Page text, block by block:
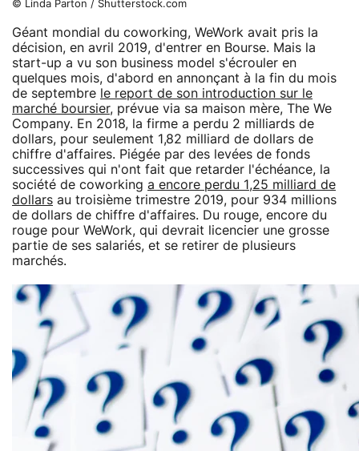
© Linda Parton / Shutterstock.com
Géant mondial du coworking, WeWork avait pris la
décision, en avril 2019, d'entrer en Bourse. Mais la
start-up a vu son business model s'écrouler en
quelques mois, d'abord en annonçant à la fin du mois
de septembre le report de son introduction sur le
marché boursier, prévue via sa maison mère, The We
Company. En 2018, la firme a perdu 2 milliards de
dollars, pour seulement 1,82 milliard de dollars de
chiffre d'affaires. Piégée par des levées de fonds
successives qui n'ont fait que retarder l'échéance, la
société de coworking a encore perdu 1,25 milliard de
dollars au troisième trimestre 2019, pour 934 millions
de dollars de chiffre d'affaires. Du rouge, encore du
rouge pour WeWork, qui devrait licencier une grosse
partie de ses salariés, et se retirer de plusieurs
marchés.